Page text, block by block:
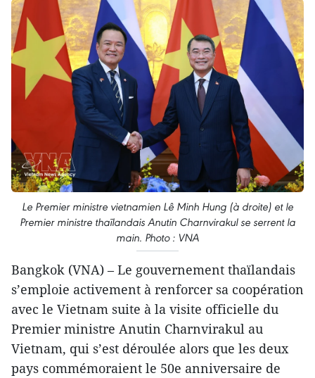
Le Premier ministre vietnamien Lê Minh Hung (à droite) et le
Premier ministre thaïlandais Anutin Charnvirakul se serrent la
main. Photo : VNA
Bangkok (VNA) – Le gouvernement thaïlandais
s’emploie activement à renforcer sa coopération
avec le Vietnam suite à la visite officielle du
Premier ministre Anutin Charnvirakul au
Vietnam, qui s’est déroulée alors que les deux
pays commémoraient le 50e anniversaire de